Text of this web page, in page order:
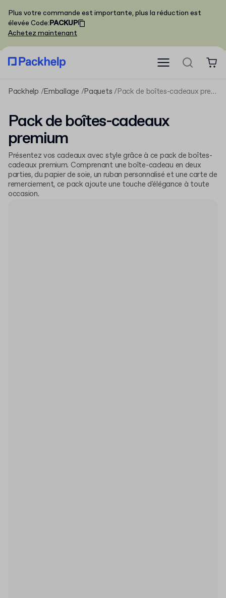
Plus votre commande est importante, plus la réduction est
élevée Code:PACKUP
Achetez maintenant
Packhelp Emballage Paquets Pack de boîtes-cadeaux premium
Pack de boîtes-cadeaux
premium
Présentez vos cadeaux avec style grâce à ce pack de boîtes-
cadeaux premium. Comprenant une boîte-cadeau en deux
parties, du papier de soie, un ruban personnalisé et une carte de
remerciement, ce pack ajoute une touche d'élégance à toute
occasion.